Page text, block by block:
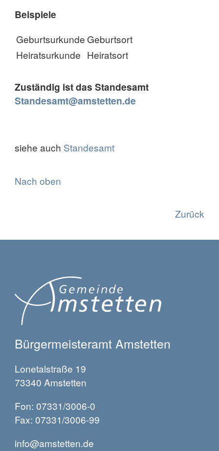
Beispiele
Geburtsurkunde Geburtsort
Heiratsurkunde Heiratsort
Zuständig ist das Standesamt
Standesamt@amstetten.de
siehe auch Standesamt
Nach oben
Zurück
Bürgermeisteramt Amstetten
Lonetalstraße 19
73340 Amstetten
Fon: 07331/3006-0
Fax: 07331/3006-99
info@amstetten.de